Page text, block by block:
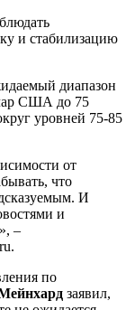
и стабилизацию
диапазон
США до 75
уровней 75-85
от
что
И
и
–
по
заявил,